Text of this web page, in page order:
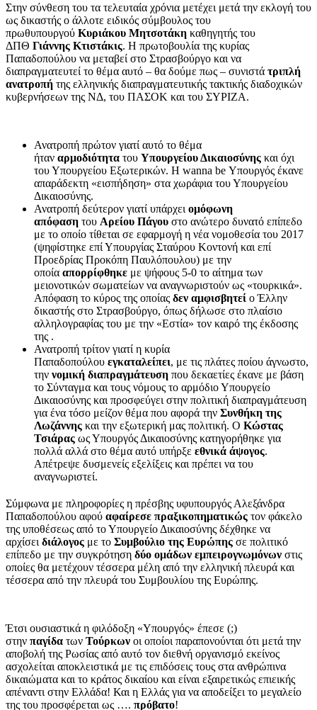
Στην σύνθεση του τα τελευταία χρόνια μετέχει μετά την εκλογή του
ως δικαστής ο άλλοτε ειδικός σύμβουλος του
πρωθυπουργού Κυριάκου Μητσοτάκη καθηγητής του
ΔΠΘ Γιάννης Κτιστάκις. Η πρωτοβουλία της κυρίας
Παπαδοπούλου να μεταβεί στο Στρασβούργο και να
διαπραγματευτεί το θέμα αυτό – θα δούμε πως – συνιστά τριπλή
ανατροπή της ελληνικής διαπραγματευτικής τακτικής διαδοχικών
κυβερνήσεων της ΝΔ, του ΠΑΣΟΚ και του ΣΥΡΙΖΑ.
Ανατροπή πρώτον γιατί αυτό το θέμα
ήταν αρμοδιότητα του Υπουργείου Δικαιοσύνης και όχι
του Υπουργείου Εξωτερικών. Η wanna be Υπουργός έκανε
απαράδεκτη «εισπήδηση» στα χωράφια του Υπουργείου
Δικαιοσύνης.
Ανατροπή δεύτερον γιατί υπάρχει ομόφωνη
απόφαση του Αρείου Πάγου στο ανώτερο δυνατό επίπεδο
με το οποίο τίθεται σε εφαρμογή η νέα νομοθεσία του 2017
(ψηφίστηκε επί Υπουργίας Σταύρου Κοντονή και επί
Προεδρίας Προκόπη Παυλόπουλου) με την
οποία απορρίφθηκε με ψήφους 5-0 το αίτημα των
μειονοτικών σωματείων να αναγνωριστούν ως «τουρκικά».
Απόφαση το κύρος της οποίας δεν αμφισβητεί ο Έλλην
δικαστής στο Στρασβούργο, όπως δήλωσε στο πλαίσιο
αλληλογραφίας του με την «Εστία» τον καιρό της έκδοσης
της .
Ανατροπή τρίτον γιατί η κυρία
Παπαδοπούλου εγκαταλείπει, με τις πλάτες ποίου άγνωστο,
την νομική διαπραγμάτευση που δεκαετίες έκανε με βάση
το Σύνταγμα και τους νόμους το αρμόδιο Υπουργείο
Δικαιοσύνης και προσφεύγει στην πολιτική διαπραγμάτευση
για ένα τόσο μείζον θέμα που αφορά την Συνθήκη της
Λωζάννης και την εξωτερική μας πολιτική. Ο Κώστας
Τσιάρας ως Υπουργός Δικαιοσύνης κατηγορήθηκε για
πολλά αλλά στο θέμα αυτό υπήρξε εθνικά άψογος.
Απέτρεψε δυσμενείς εξελίξεις και πρέπει να του
αναγνωριστεί.
Σύμφωνα με πληροφορίες η πρέσβης υφυπουργός Αλεξάνδρα
Παπαδοπούλου αφού αφαίρεσε πραξικοπηματικώς τον φάκελο
της υποθέσεως από το Υπουργείο Δικαιοσύνης δέχθηκε να
αρχίσει διάλογος με το Συμβούλιο της Ευρώπης σε πολιτικό
επίπεδο με την συγκρότηση δύο ομάδων εμπειρογνωμόνων στις
οποίες θα μετέχουν τέσσερα μέλη από την ελληνική πλευρά και
τέσσερα από την πλευρά του Συμβουλίου της Ευρώπης.
Έτσι ουσιαστικά η φιλόδοξη «Υπουργός» έπεσε (;)
στην παγίδα των Τούρκων οι οποίοι παραπονούνται ότι μετά την
αποβολή της Ρωσίας από αυτό τον διεθνή οργανισμό εκείνος
ασχολείται αποκλειστικά με τις επιδόσεις τους στα ανθρώπινα
δικαιώματα και το κράτος δικαίου και είναι εξαιρετικώς επιεικής
απέναντι στην Ελλάδα! Και η Ελλάς για να αποδείξει το μεγαλείο
της του προσφέρεται ως …. πρόβατο!